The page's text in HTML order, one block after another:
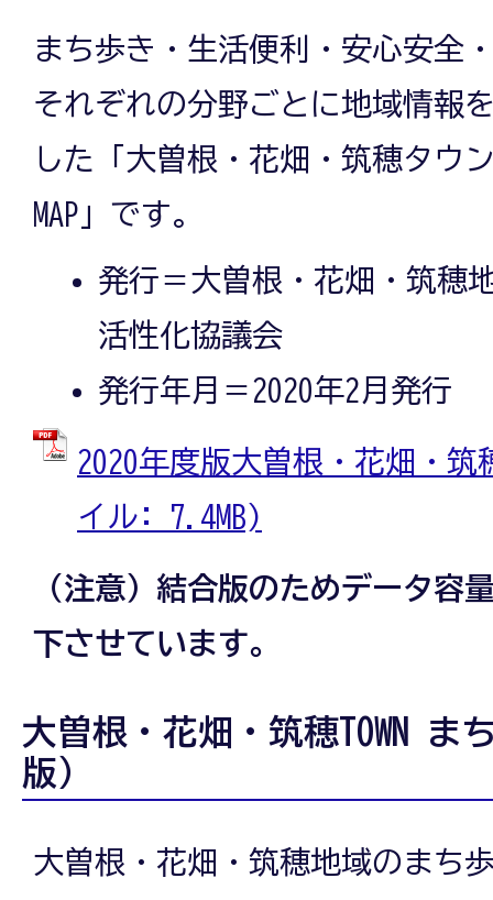
まち歩き・生活便利・安心安全
それぞれの分野ごとに地域情報
した「大曽根・花畑・筑穂タウ
MAP」です。
発行＝大曽根・花畑・筑穂
活性化協議会
発行年月＝2020年2月発行
2020年度版大曽根・花畑・筑
イル: 7.4MB)
（注意）結合版のためデータ容
下させています。
大曽根・花畑・筑穂TOWN ま
版）
大曽根・花畑・筑穂地域のまち